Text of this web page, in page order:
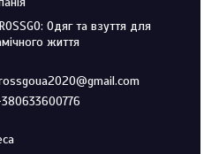
Одяг та взуття для
життя